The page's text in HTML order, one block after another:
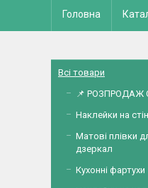
Головна
Всі товари
📌 РОЗПРОДАЖ
Наклейки на
Матові плівки
дзеркал
Кухонні фартухи